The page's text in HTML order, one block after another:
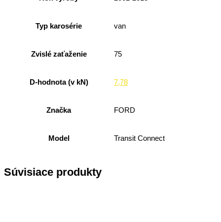
Typ karosérie van
Zvislé zaťaženie 75
D-hodnota (v kN) 7,78
Značka FORD
Model Transit Connect
Súvisiace produkty